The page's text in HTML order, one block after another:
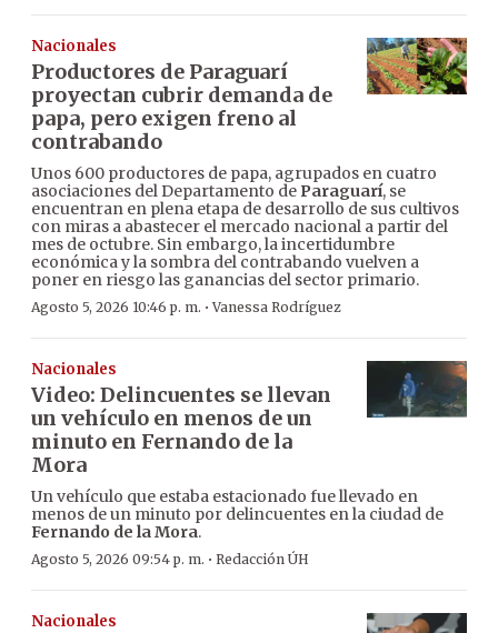
Nacionales
Productores de Paraguarí
proyectan cubrir demanda de
papa, pero exigen freno al
contrabando
Unos 600 productores de papa, agrupados en cuatro
asociaciones del Departamento de Paraguarí, se
encuentran en plena etapa de desarrollo de sus cultivos
con miras a abastecer el mercado nacional a partir del
mes de octubre. Sin embargo, la incertidumbre
económica y la sombra del contrabando vuelven a
poner en riesgo las ganancias del sector primario.
Agosto 5, 2026 10:46 p. m. ·Vanessa Rodríguez
Nacionales
Video: Delincuentes se llevan
un vehículo en menos de un
minuto en Fernando de la
Mora
Un vehículo que estaba estacionado fue llevado en
menos de un minuto por delincuentes en la ciudad de
Fernando de la Mora.
Agosto 5, 2026 09:54 p. m. · Redacción ÚH
Nacionales